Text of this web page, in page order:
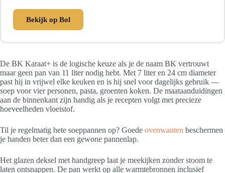
Bekijk op Bol
De BK Karaat+ is de logische keuze als je de naam BK vertrouwt
maar geen pan van 11 liter nodig hebt. Met 7 liter en 24 cm diameter
past hij in vrijwel elke keuken en is hij snel voor dagelijks gebruik —
soep voor vier personen, pasta, groenten koken. De maataanduidingen
aan de binnenkant zijn handig als je recepten volgt met precieze
hoeveelheden vloeistof.
Til je regelmatig hete soeppannen op? Goede ovenwanten beschermen
je handen beter dan een gewone pannenlap.
Het glazen deksel met handgreep laat je meekijken zonder stoom te
laten ontsnappen. De pan werkt op alle warmtebronnen inclusief